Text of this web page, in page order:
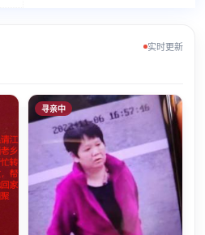
实时更新
寻亲中